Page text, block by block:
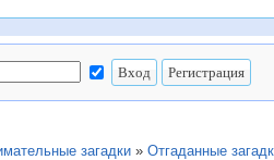
загадки » Отгаданные